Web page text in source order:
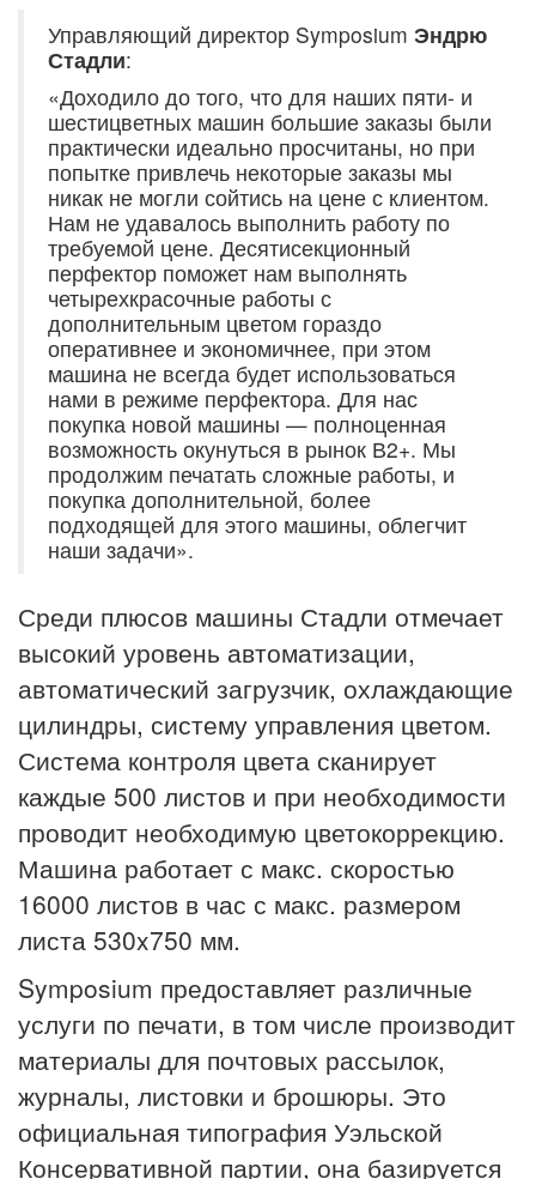
Управляющий директор Symposium Эндрю
Стадли:
«Доходило до того, что для наших пяти- и
шестицветных машин большие заказы были
практически идеально просчитаны, но при
попытке привлечь некоторые заказы мы
никак не могли сойтись на цене с клиентом.
Нам не удавалось выполнить работу по
требуемой цене. Десятисекционный
перфектор поможет нам выполнять
четырехкрасочные работы с
дополнительным цветом гораздо
оперативнее и экономичнее, при этом
машина не всегда будет использоваться
нами в режиме перфектора. Для нас
покупка новой машины — полноценная
возможность окунуться в рынок В2+. Мы
продолжим печатать сложные работы, и
покупка дополнительной, более
подходящей для этого машины, облегчит
наши задачи».
Среди плюсов машины Стадли отмечает
высокий уровень автоматизации,
автоматический загрузчик, охлаждающие
цилиндры, систему управления цветом.
Система контроля цвета сканирует
каждые 500 листов и при необходимости
проводит необходимую цветокоррекцию.
Машина работает с макс. скоростью
16000 листов в час с макс. размером
листа 530x750 мм.
Symposium предоставляет различные
услуги по печати, в том числе производит
материалы для почтовых рассылок,
журналы, листовки и брошюры. Это
официальная типография Уэльской
Консервативной партии, она базируется